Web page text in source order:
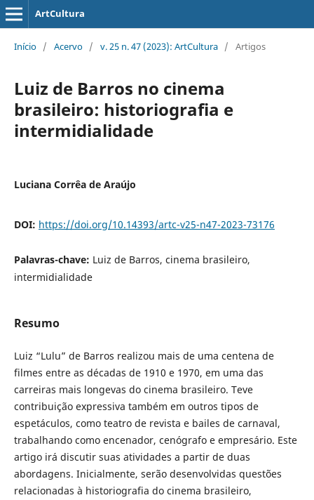
ArtCultura
Início / Acervo / v. 25 n. 47 (2023): ArtCultura / Artigos
Luiz de Barros no cinema
brasileiro: historiografia e
intermidialidade
Luciana Corrêa de Araújo
DOI: https://doi.org/10.14393/artc-v25-n47-2023-73176
Palavras-chave: Luiz de Barros, cinema brasileiro,
intermidialidade
Resumo
Luiz “Lulu” de Barros realizou mais de uma centena de
filmes entre as décadas de 1910 e 1970, em uma das
carreiras mais longevas do cinema brasileiro. Teve
contribuição expressiva também em outros tipos de
espetáculos, como teatro de revista e bailes de carnaval,
trabalhando como encenador, cenógrafo e empresário. Este
artigo irá discutir suas atividades a partir de duas
abordagens. Inicialmente, serão desenvolvidas questões
relacionadas à historiografia do cinema brasileiro,